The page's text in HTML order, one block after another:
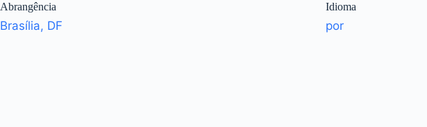
Abrangência
Brasília, DF
Idioma
por